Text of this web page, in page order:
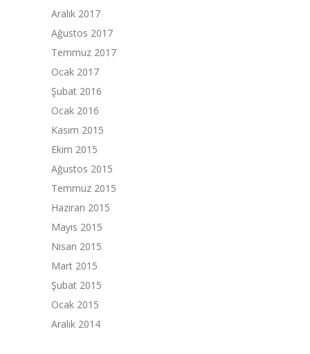
Aralık 2017
Ağustos 2017
Temmuz 2017
Ocak 2017
Şubat 2016
Ocak 2016
Kasım 2015
Ekim 2015
Ağustos 2015
Temmuz 2015
Haziran 2015
Mayıs 2015
Nisan 2015
Mart 2015
Şubat 2015
Ocak 2015
Aralık 2014